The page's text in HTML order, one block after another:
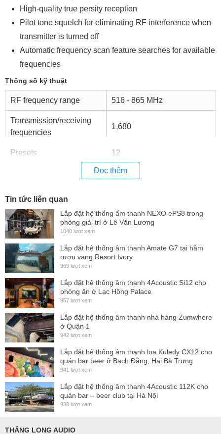
High-quality true persity reception
Pilot tone squelch for eliminating RF interference when
transmitter is turned off
Automatic frequency scan feature searches for available
frequencies
Thông số kỹ thuật
RF frequency range 516 - 865 MHz
Transmission/receiving
frequencies
1,680
Presets 12
42 MHz
Compander HDX
Frequency response
(microphone)
Signal-to-noise-ratio
Total harmonic distortion
(THD)
In compliance with
ETS 300422 , ETS 300445 ,
Antenna connector 2 BNC, 50Ω
XLR connector
Audio output level
(balanced)
XLR: +18 dBu max
Đọc thêm
Tin tức liên quan
Lắp đặt hệ thống ấm thanh NEXO ePS8 trong
phòng giải trí ở Lê Văn Lương
1040 lượt xem
Lắp đặt hệ thống âm thanh Amate G7 tại hầm
rượu vang Resort Ivory
969 lượt xem
Lắp đặt hệ thống âm thanh 4Acoustic Si12 cho
phòng ăn ở Lạc Hồng Palace
957 lượt xem
Lắp đặt hệ thống âm thanh nhà hàng Zumwhere
ở Quận 1
942 lượt xem
Lắp đặt hệ thống âm thanh loa Kuledy CX12 cho
quán bar beer ở Bạch Đằng, Hai Bà Trưng
941 lượt xem
Lắp đặt hệ thống âm thanh 4Acoustic 112K cho
quán bar – beer club tại Hà Nội
938 lượt xem
THĂNG LONG AUDIO